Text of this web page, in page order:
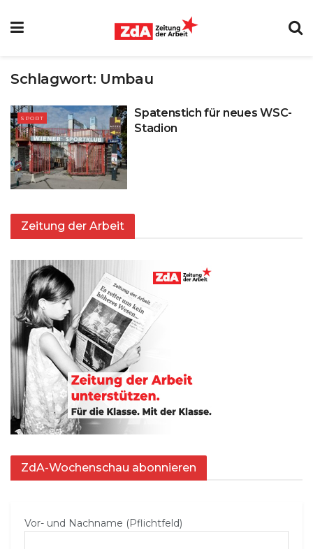
Schlagwort: Umbau
SPORT
Spatenstich für neues WSC-
Stadion
Zeitung der Arbeit
ZdA-Wochenschau abonnieren
Vor- und Nachname (Pflichtfeld)